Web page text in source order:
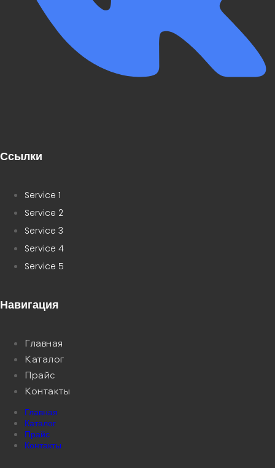
Ссылки
Service 1
Service 2
Service 3
Service 4
Service 5
Навигация
Главная
Каталог
Прайс
Контакты
Главная
Каталог
Прайс
Контакты